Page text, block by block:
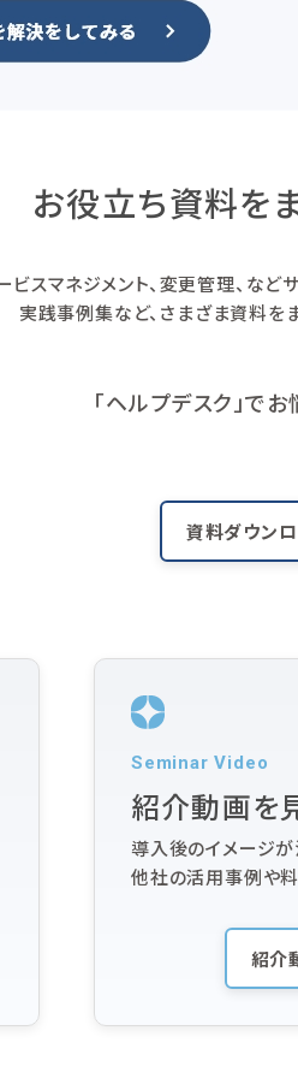
お役立ち資料を
ビスマネジメント、変更管理、な
実践事例集など、さまざま資料を
「ヘルプデスク」で
資料ダウン
Seminar Video
紹介動画を
導入後のイメージが
他社の活用事例や料
紹介